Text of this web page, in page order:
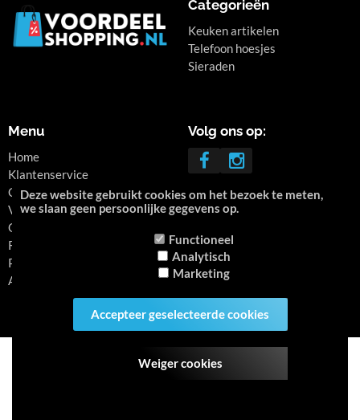
Categorieën
Keuken artikelen
Telefoon hoesjes
Sieraden
Menu
Home
Klantenservice
Contact
Veel gestelede vragen
Over ons
Retourneren
Privacy
Algemene voorwaarden
Volg ons op:
Deze website gebruikt cookies om het bezoek te meten,
we slaan geen persoonlijke gegevens op.
Functioneel
Analytisch
Marketing
Accepteer geselecteerde cookies
Weiger cookies